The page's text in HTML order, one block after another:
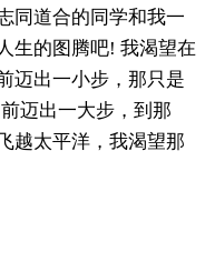
同道合的同学和我一
生的图腾吧! 我渴望在
迈出一小步，那只是
迈出一大步，到那
越太平洋，我渴望那